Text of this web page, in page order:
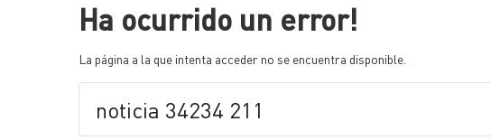
Ha ocurrido un error!
La página a la que intenta acceder no se encuentra disponible.